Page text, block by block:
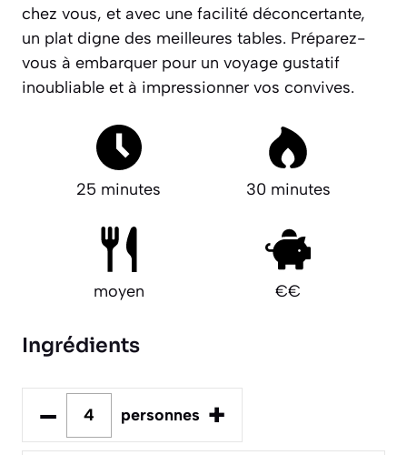
chez vous, et avec une facilité déconcertante,
un plat digne des meilleures tables. Préparez-
vous à embarquer pour un voyage gustatif
inoubliable et à impressionner vos convives.
25 minutes 30 minutes
moyen €€
Ingrédients
– personnes +